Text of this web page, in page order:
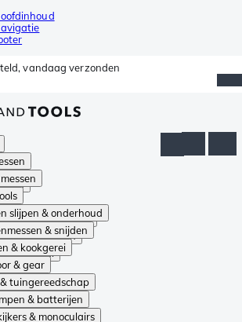
vandaag verzonden
slijpen & onderhoud
& snijden
& kookgerei
& gear
tuingereedschap
& batterijen
& monoculairs
& onderhoud
& snijden
kookgerei
gear
& batterijen